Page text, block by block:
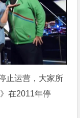
止运营，大家所
在2011年停